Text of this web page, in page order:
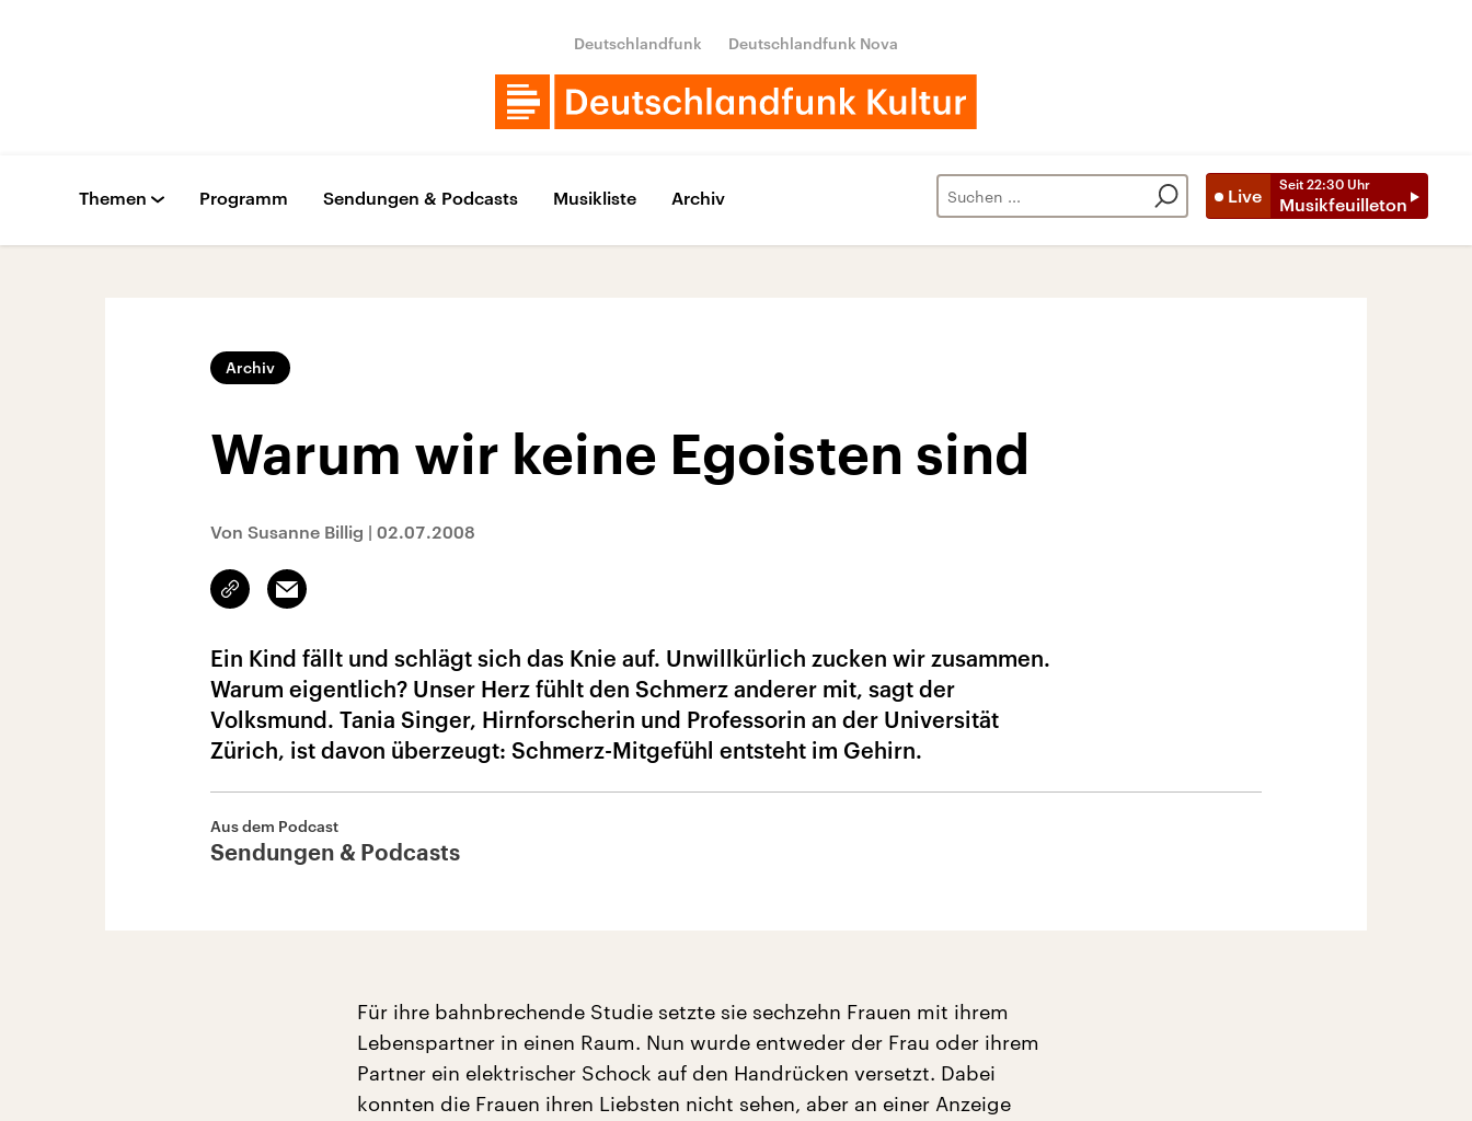
Deutschlandfunk Deutschlandfunk Nova
Live
Seit 22:30 Uhr
Musikfeuilleton
Themen Programm Sendungen & Podcasts Musikliste Archiv
Archiv
Warum wir keine Egoisten sind
Von Susanne Billig | 02.07.2008
Link
kopieren/teilen
Email
Ein Kind fällt und schlägt sich das Knie auf. Unwillkürlich zucken wir zusammen.
Warum eigentlich? Unser Herz fühlt den Schmerz anderer mit, sagt der
Volksmund. Tania Singer, Hirnforscherin und Professorin an der Universität
Zürich, ist davon überzeugt: Schmerz-Mitgefühl entsteht im Gehirn.
Aus dem Podcast
Sendungen & Podcasts
Für ihre bahnbrechende Studie setzte sie sechzehn Frauen mit ihrem
Lebenspartner in einen Raum. Nun wurde entweder der Frau oder ihrem
Partner ein elektrischer Schock auf den Handrücken versetzt. Dabei
konnten die Frauen ihren Liebsten nicht sehen, aber an einer Anzeige